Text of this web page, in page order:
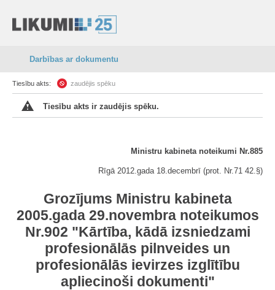
Darbības ar dokumentu
Tiesību akts: zaudējis spēku
Tiesību akts ir zaudējis spēku.
Ministru kabineta noteikumi Nr.885
Rīgā 2012.gada 18.decembrī (prot. Nr.71 42.§)
Grozījums Ministru kabineta
2005.gada 29.novembra noteikumos
Nr.902 "Kārtība, kādā izsniedzami
profesionālās pilnveides un
profesionālās ievirzes izglītību
apliecinoši dokumenti"